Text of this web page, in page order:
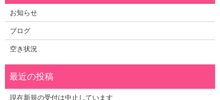
お知らせ
ブログ
空き状況
現在新規の受付は中止しています